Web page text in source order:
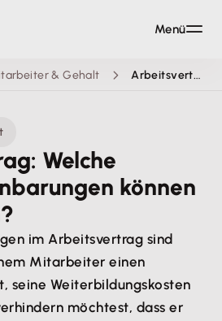
& Gehalt Arbeitsvertrag: Welche Zusatzvereinbarungen können sinnvoll sein?
Welche
können
im Arbeitsvertrag sind
Mitarbeiter einen
seine Weiterbildungskosten
möchtest, dass er
Menü